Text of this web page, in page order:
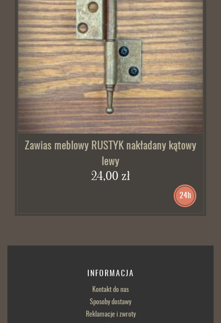
Zawias meblowy RUSTYK nakładany kątowy
lewy
24,00 zł
24h
INFORMACJA
Kontakt do nas
Sposoby dostawy
Reklamacje i zwroty